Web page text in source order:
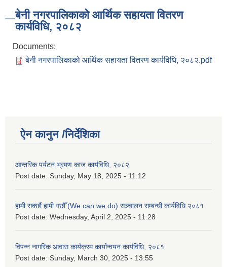
बेनी नगरपालिकाको आर्थिक सहायता वितरण
कार्यविधि, २०८२
Documents:
बेनी नगरपालिकाको आर्थिक सहायता वितरण कार्यविधि, २०८२.pdf
ऐन कानुन /निर्देशिका
आन्तरिक पर्यटन भ्रमण काज कार्यविधि, २०८२
Post date: Sunday, May 18, 2025 - 11:12
हामी सक्छौं हामी गछौँ (We can we do) सञ्चालन सम्बन्धी कार्यविधि २०८१
Post date: Wednesday, April 2, 2025 - 11:28
विपन्न नागरिक आवास कार्यक्रम कार्यान्वयन कार्यविधि, २०८१
Post date: Sunday, March 30, 2025 - 13:55